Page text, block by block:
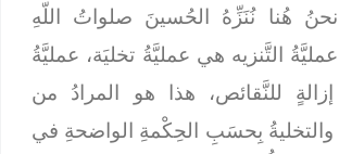
نحنُ هُنا نُنَزِّهُ الحُسينَ صلواتُ اللّهِ
التَّنزيه هي عمليَّةُ تخليَة، عمليَّةُ
للنَّقائص، هذا هو المرادُ من
والتخليةُ بِحسَبِ الحِكْمةِ الواضحةِ في